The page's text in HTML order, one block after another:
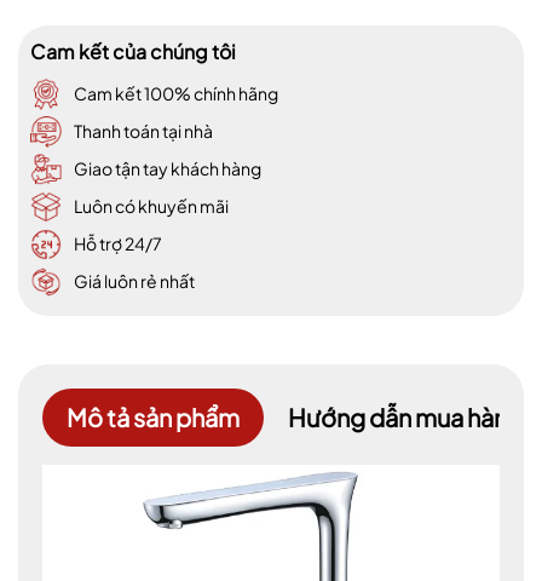
Cam kết của chúng tôi
Cam kết 100% chính hãng
Thanh toán tại nhà
Giao tận tay khách hàng
Luôn có khuyến mãi
Hỗ trợ 24/7
Giá luôn rẻ nhất
Mô tả sản phẩm Hướng dẫn mua hàng